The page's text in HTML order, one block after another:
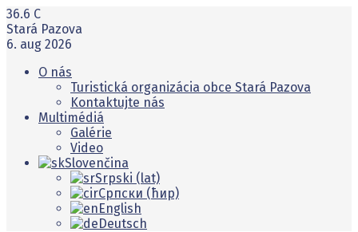
36.6 C
Stará Pazova
6. aug 2026
O nás
Turistická organizácia obce Stará Pazova
Kontaktujte nás
Multimédiá
Galérie
Video
Slovenčina
Srpski (lat)
Српски (ћир)
English
Deutsch